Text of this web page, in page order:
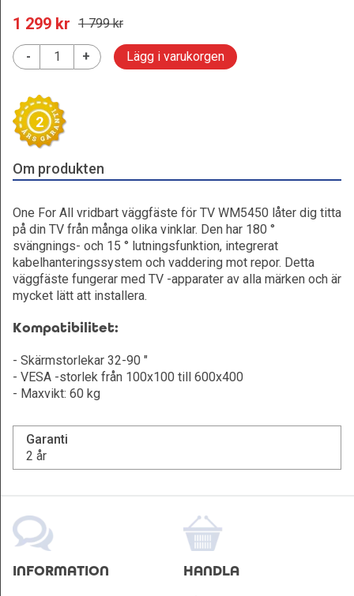
1 299 kr 1 799 kr
- + Lägg i varukorgen
2
Om produkten
One For All vridbart väggfäste för TV WM5450 låter dig titta
på din TV från många olika vinklar. Den har 180 °
svängnings- och 15 ° lutningsfunktion, integrerat
kabelhanteringssystem och vaddering mot repor. Detta
väggfäste fungerar med TV -apparater av alla märken och är
mycket lätt att installera.
Kompatibilitet:
- Skärmstorlekar 32-90 "
- VESA -storlek från 100x100 till 600x400
- Maxvikt: 60 kg
Garanti
2 år
INFORMATION HANDLA